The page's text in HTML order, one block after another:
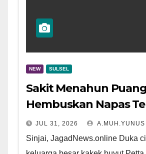
NEW SULSEL
Sakit Menahun
Hembuskan Napas
JUL 31, 2026 A.MUH.YUNUS
Sinjai, JagadNews.online Duka